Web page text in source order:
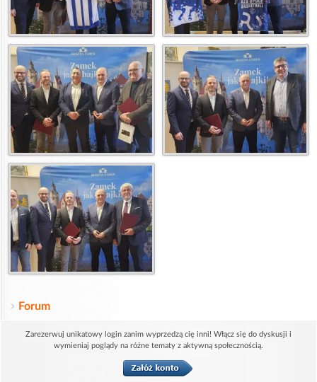
Forum
Zarezerwuj unikatowy login zanim wyprzedzą cię inni! Włącz się do dyskusji i
wymieniaj poglądy na różne tematy z aktywną społecznością.